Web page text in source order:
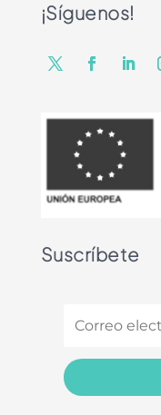
¡Síguenos!
Suscríbete